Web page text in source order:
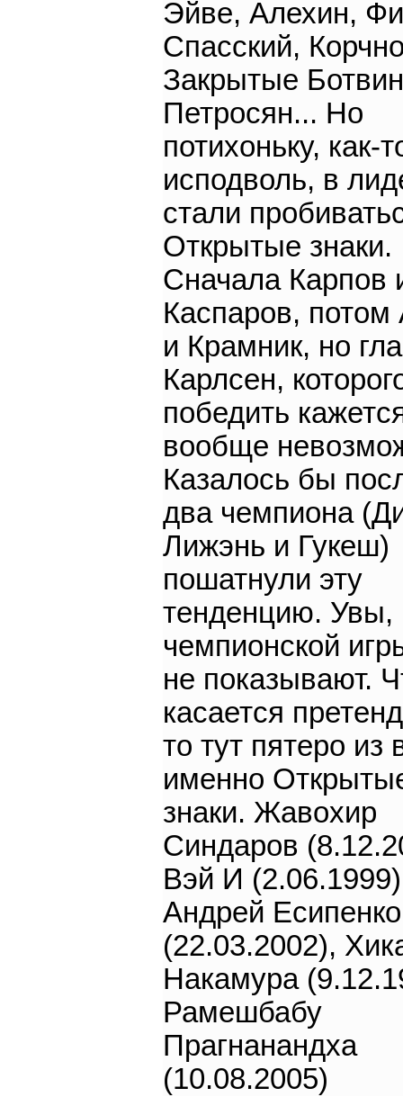
Эйве, Алехин,
Спасский,
Закрытые
Петросян... Но
потихоньку, как-
исподволь, в
стали
Открытые знаки.
Сначала Карпов
Каспаров, потом
и Крамник, но
Карлсен,
победить
вообще
Казалось бы
два чемпиона
Лижэнь и Гукеш)
пошатнули эту
тенденцию. Увы,
чемпионской
не показывают.
касается
то тут пятеро из
именно
знаки. Жавохир
Синдаров
Вэй И
Андрей Есипенко
(22.03.2002),
Накамура
Рамешбабу
Прагнанандха
(10.08.2005)